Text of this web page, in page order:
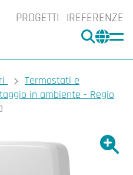
PROGETTI REFERENZE
CERCA
Termostati e
in ambiente - Regio